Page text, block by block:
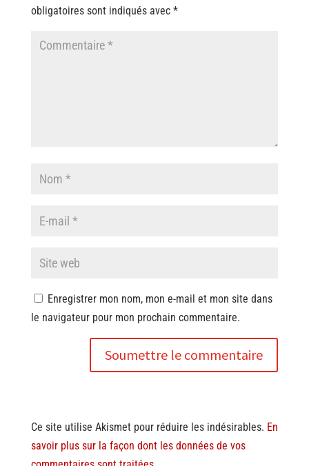
obligatoires sont indiqués avec *
Enregistrer mon nom, mon e-mail et mon site dans
le navigateur pour mon prochain commentaire.
Soumettre le commentaire
Ce site utilise Akismet pour réduire les indésirables. En
savoir plus sur la façon dont les données de vos